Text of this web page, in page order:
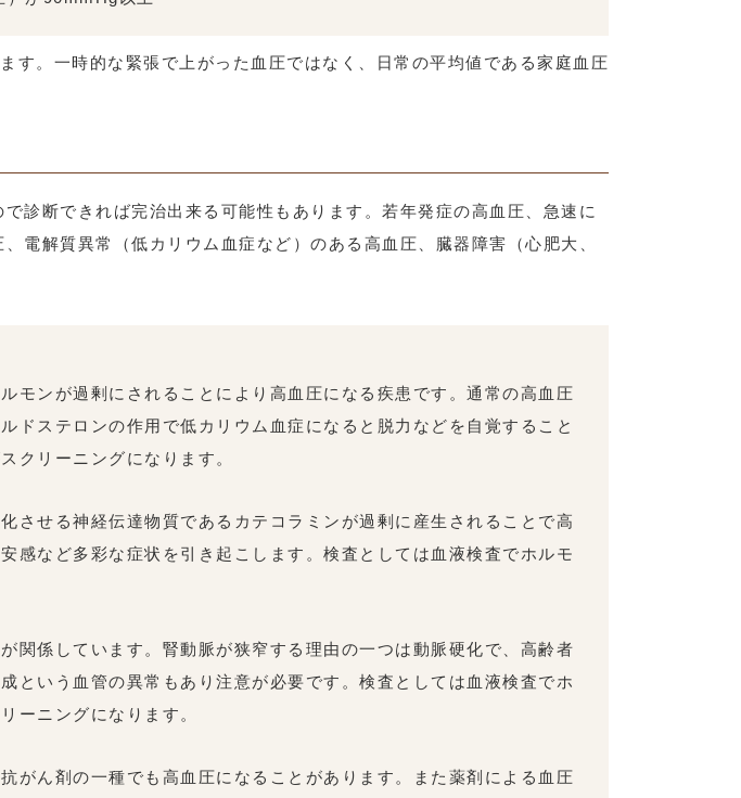
。一時的な緊張で上がった血圧ではなく、日常の平均値である家庭血圧
診断できれば完治出来る可能性もあります。若年発症の高血圧、急速に
電解質異常（低カリウム血症など）のある高血圧、臓器障害（心肥大、
モンが過剰にされることにより高血圧になる疾患です。通常の高血圧
ドステロンの作用で低カリウム血症になると脱力などを自覚すること
クリーニングになります。
させる神経伝達物質であるカテコラミンが過剰に産生されることで高
感など多彩な症状を引き起こします。検査としては血液検査でホルモ
関係しています。腎動脈が狭窄する理由の一つは動脈硬化で、高齢者
という血管の異常もあり注意が必要です。検査としては血液検査でホ
ーニングになります。
がん剤の一種でも高血圧になることがあります。また薬剤による血圧